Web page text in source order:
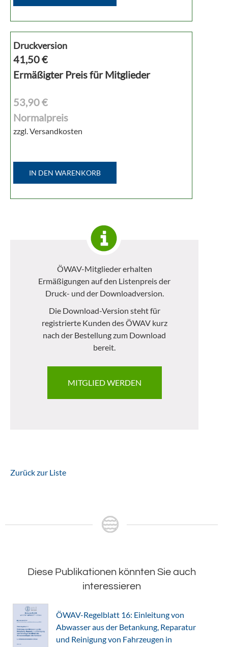
Druckversion
41,50€
Ermäßigter Preis für Mitglieder
53,90 €
Normalpreis
zzgl. Versandkosten
IN DEN WARENKORB
ÖWAV-Mitglieder erhalten
Ermäßigungen auf den Listenpreis der
Druck- und der Downloadversion.
Die Download-Version steht für
registrierte Kunden des ÖWAV kurz
nach der Bestellung zum Download
bereit.
MITGLIED WERDEN
Zurück zur Liste
Diese Publikationen könnten Sie auch
interessieren
ÖWAV-Regelblatt 16: Einleitung von
Abwasser aus der Betankung, Reparatur
und Reinigung von Fahrzeugen in